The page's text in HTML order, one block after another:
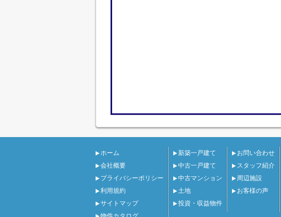
ホーム
会社概要
プライバシーポリシー
利用規約
サイトマップ
新築一戸建て
中古一戸建て
中古マンション
土地
投資・収益物件
お問い合わせ
スタッフ紹介
周辺施設
お客様の声